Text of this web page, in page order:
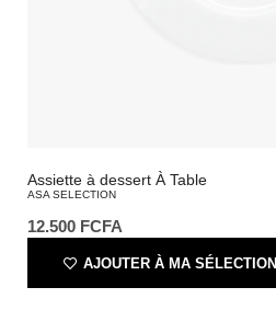
Assiette à dessert À Table
ASA SELECTION
12.500 FCFA
AJOUTER À MA SÉLECTION